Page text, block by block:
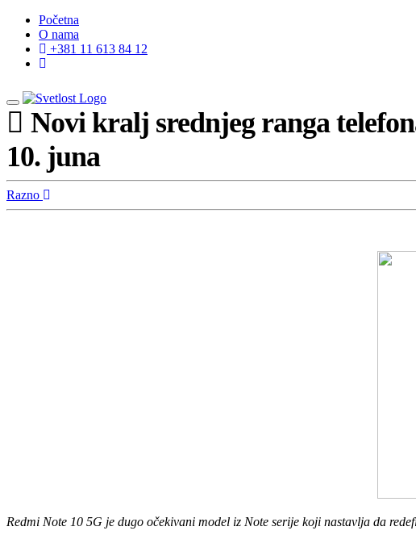
Početna
O nama
+381 11 613 84 12
Novi kralj srednjeg ranga
10. juna
Razno
Redmi Note 10 5G je dugo očekivani model iz Note serije koji nastavlja da